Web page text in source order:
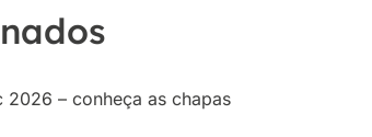
2026 – conheça as chapas